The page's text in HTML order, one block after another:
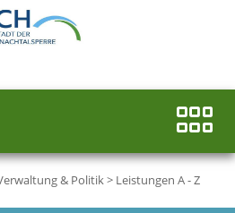
& Politik> Leistungen A - Z